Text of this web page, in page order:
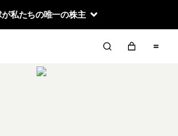
私たちの唯一の株主